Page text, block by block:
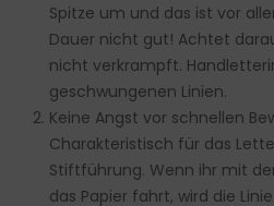
Spitze um und das ist vor
Dauer nicht gut! Achtet
nicht verkrampft.
geschwungenen Linien.
Keine Angst vor schnellen
Charakteristisch für das
Stiftführung. Wenn ihr mit
das Papier fahrt, wird die